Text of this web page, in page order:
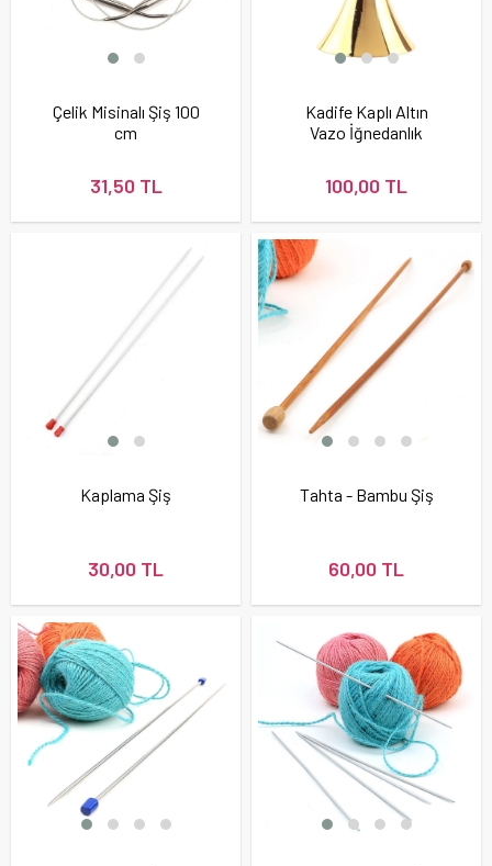
Çelik Misinalı Şiş 100
cm
31,50 TL
Kadife Kaplı Altın
Vazo İğnedanlık
100,00 TL
Kaplama Şiş
30,00 TL
Tahta - Bambu Şiş
60,00 TL